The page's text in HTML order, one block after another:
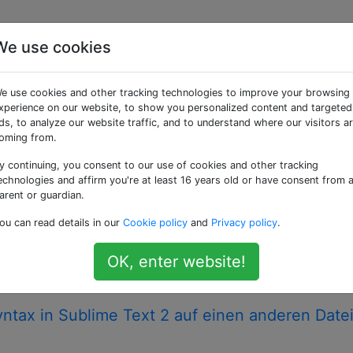
getaggte Fragen
für Linux, OS X und Windows. BITTE VERWENDEN SIE
STEHT. Kennzeichnen Sie Ihre IDE oder Ihren
mit Sublime Text 2 neu?
HTML-Code, den ich neu formatieren möchte. Gibt es
Text 2 automatisch neu formatiert, damit er besser
reformat
in Sublime Text 2 auf einen anderen
use cookies
use cookies and other tracking technologies to improve your browsing
on our website, to show you personalized content and targeted
to analyze our website traffic, and to understand where our visitors
from.
continuing, you consent to our use of cookies and other tracking
and affirm you're at least 16 years old or have consent from a
or guardian.
can read details in our Cookie policy and Privacy policy.
OK, enter website!